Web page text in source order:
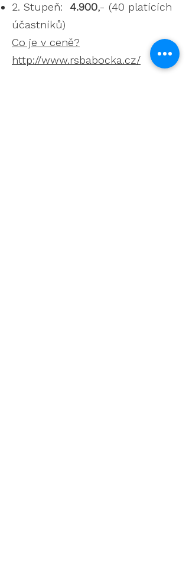
2. Stupeň: 4.900,- (40 platících
účastníků)
Co je v ceně?
http://www.rsbabocka.cz/